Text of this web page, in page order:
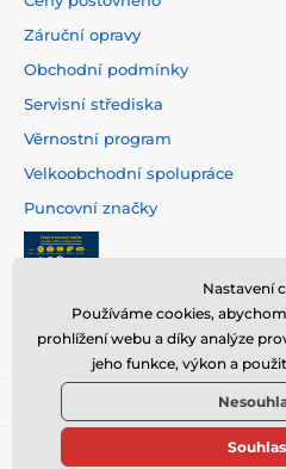
Záruční opravy
Obchodní podmínky
Servisní střediska
Věrnostní program
Velkoobchodní spolupráce
Puncovní značky
© 2026 www.hodinarstvi.cz ⦁
Nastavení
Používáme cookies,
prohlížení webu a díky analýze
jeho funkce, výkon a